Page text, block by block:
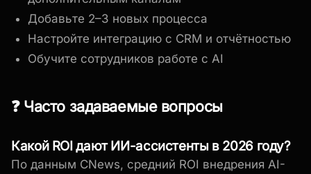
Добавьте 2–3 новых процесса
Настройте интеграцию с CRM и отчётностью
Обучите сотрудников работе с AI
❓ Часто задаваемые вопросы
Какой ROI дают ИИ-ассистенты в 2026 году?
По данным CNews, средний ROI внедрения AI-